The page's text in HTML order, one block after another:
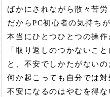
ばかにされながら散々苦労
だからPC初心者の気持ちが
本当にひとつひとつの操作
「取り返しのつかないこと
と、不安でしかたがないの
何か起こっても自分では対
不安になるのはやむを得な